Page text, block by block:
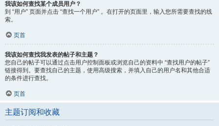
我该如何查找某个成员用户？
到 “用户” 页面并点击 “查找一个用户” 。在打开的页面里，输入您所需要查找的线
索。
页首
我该如何查找我发表的帖子和主题？
您自己的帖子可以通过点击用户控制面板或浏览自己的资料中 “查找用户的帖子”
链接得到。要查找自己的主题，使用高级搜索，并填入自己的用户名和其他合适
的条件进行查找。
页首
主题订阅和收藏